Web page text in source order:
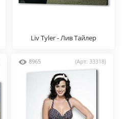
Liv Tyler - Лив Тайлер
8965 (Арт: 33318)